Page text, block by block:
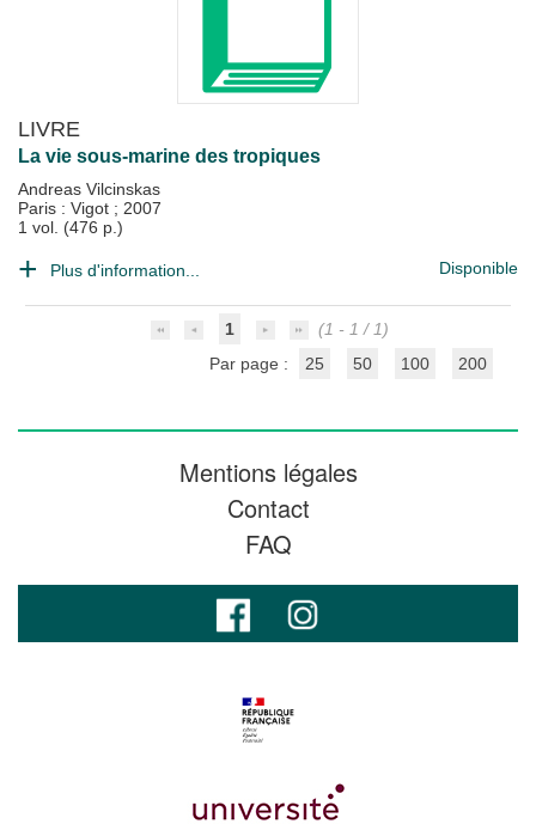
LIVRE
La vie sous-marine des tropiques
Andreas Vilcinskas
Paris : Vigot ; 2007
1 vol. (476 p.)
Plus d'information... Disponible
1
(1 - 1 / 1)
Par page :
25 50 100 200
Mentions légales
Contact
FAQ